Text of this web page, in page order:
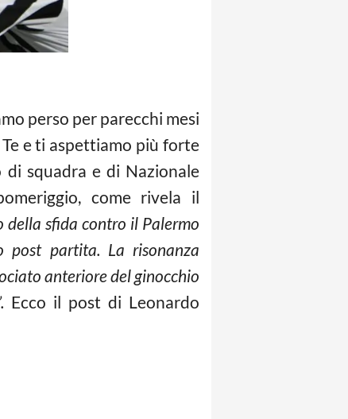
perso per parecchi mesi
e ti aspettiamo più forte
squadra e di Nazionale
come rivela il
sfida contro il Palermo
post partita. La risonanza
anteriore del ginocchio
Ecco il post di Leonardo